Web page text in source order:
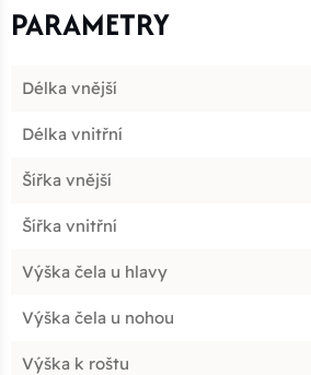
PARAMETRY
Délka vnější
Délka vnitřní
Šířka vnější
Šířka vnitřní
Výška čela u hlavy
Výška čela u nohou
Výška k roštu